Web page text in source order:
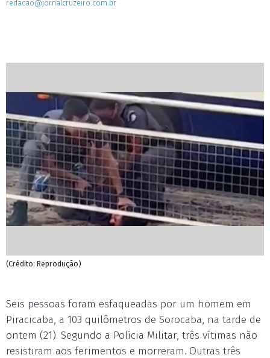
redacao@jornalcruzeiro.com.br
(Crédito: Reprodução)
Seis pessoas foram esfaqueadas por um homem em
Piracicaba, a 103 quilômetros de Sorocaba, na tarde de
ontem (21). Segundo a Polícia Militar, três vítimas não
resistiram aos ferimentos e morreram. Outras três